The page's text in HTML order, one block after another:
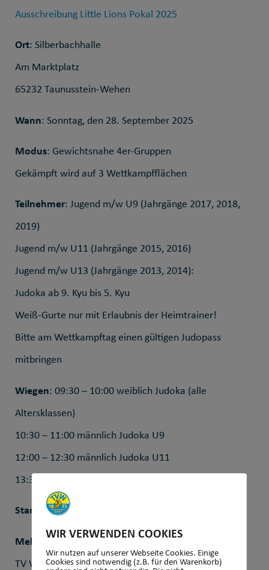
Ausschreibung Little Lions Pokal 2025
Ort: Silberbachhalle
Am Marktplatz
65232 Taunusstein-Wehen
Wann: Sonntag, den 28. September 2025
Modus: Gewichtsnahe 4er-Gruppen
Gekämpft wird auf 3 Wettkampfflächen
Teilnehmer: Jugend m/w U9 (Jahrgänge 2017, 2018,
2019)
Jugend m/w U11 (Jahrgänge 2015, 2016)
Jugend m/w U13 (Jahrgänge 2013, 2014):
Judoka ab 9. Kyu bis 5. Kyu
Weiß-Gurte nur mit Erlaubnis der Heimtrainer!
Bitte am Wettkampftag einen gültigen Judopass
mitbringen
Wiegen: 09:30 – 10:00 weiblich Judoka (alle
Altersklassen)
10:30 – 11:00 männlich Judoka U9
12:00 – 12:30 männlich Judoka U11
13:30 – 13:45 männlich Judoka U13
Startgebühr: 10,00 € (Kampfrichter bitte mitbringen)
Meldung
TV Wehen, Abteilung Judo
WIR VERWENDEN COOKIES
Wir nutzen auf unserer Webseite Cookies. Einige
Cookies sind notwendig (z.B. für den Warenkorb)